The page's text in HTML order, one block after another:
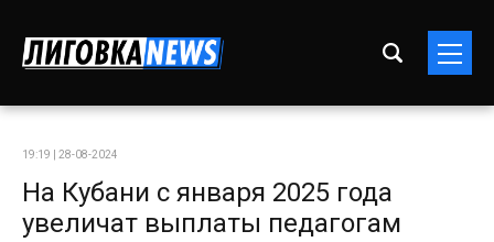
19:19 | 28-08-2024
На Кубани с января 2025 года
увеличат выплаты педагогам